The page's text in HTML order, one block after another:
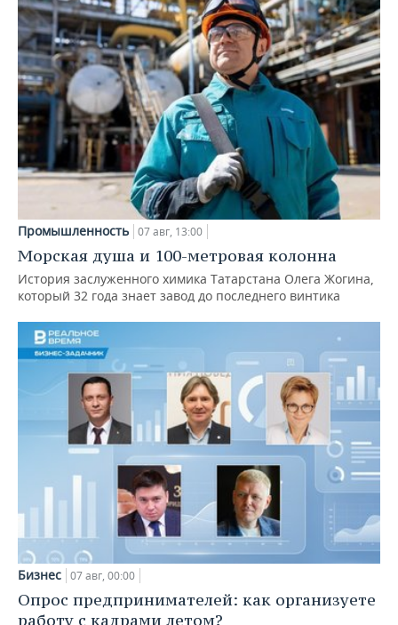
Промышленность 07 авг, 13:00
Морская душа и 100-метровая колонна
История заслуженного химика Татарстана Олега Жогина,
который 32 года знает завод до последнего винтика
Бизнес 07 авг, 00:00
Опрос предпринимателей: как организуете
работу с кадрами летом?